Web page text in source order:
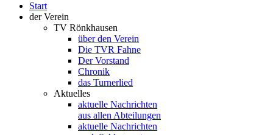
Start
der Verein
TV Rönkhausen
über den Verein
Die TVR Fahne
Der Vorstand
Chronik
das Turnerlied
Aktuelles
aktuelle Nachrichten
aus allen Abteilungen
aktuelle Nachrichten